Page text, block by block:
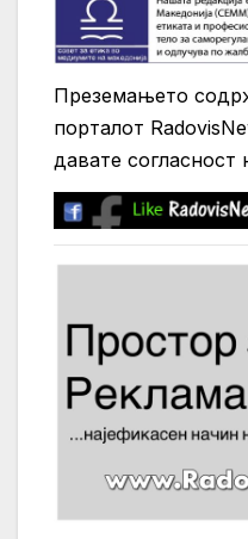
Преземањето
порталот
давате согласност